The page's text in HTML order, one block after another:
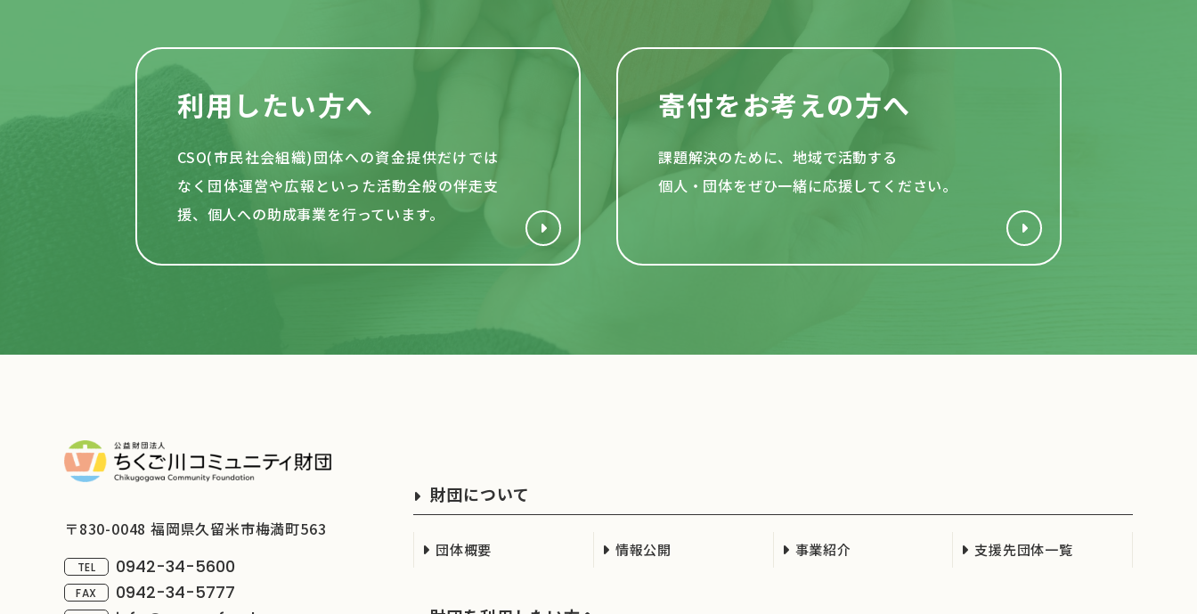
利用したい方へ
CSO(市民社会組織)団体への資金提供だけでは
なく団体運営や広報といった活動全般の伴走支
援、個人への助成事業を行っています。
寄付をお考えの方へ
課題解決のために、地域で活動する
個人・団体をぜひ一緒に応援してください。
〒830-0048 福岡県久留米市梅満町563
TEL 0942-34-5600
FAX 0942-34-5777
財団について
団体概要 情報公開 事業紹介 支援先団体一覧